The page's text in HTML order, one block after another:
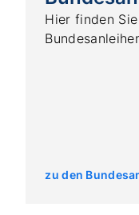
Hier finden
zu den